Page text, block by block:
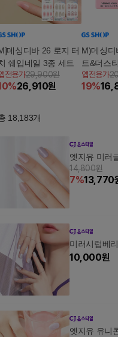
데싱디바 26 로지 터
쉐입네일 3종 세트
전용가29,900원
%26,910원
M)데싱디
트&더스
프포함)
앱전용가
19%
18,183개
엣지유 미러
14,800원
7%13,770
미러시럽베
10,000원
엣지유 유니